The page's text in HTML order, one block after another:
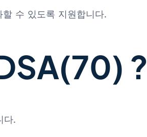
수 있도록 지원합니다.
?
다.